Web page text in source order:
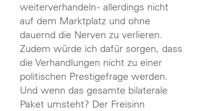
weiterverhandeln - allerdings nicht
auf dem Marktplatz und ohne
dauernd die Nerven zu verlieren.
Zudem würde ich dafür sorgen, dass
die Verhandlungen nicht zu einer
politischen Prestigefrage werden.
Und wenn das gesamte bilaterale
Paket umsteht? Der Freisinn